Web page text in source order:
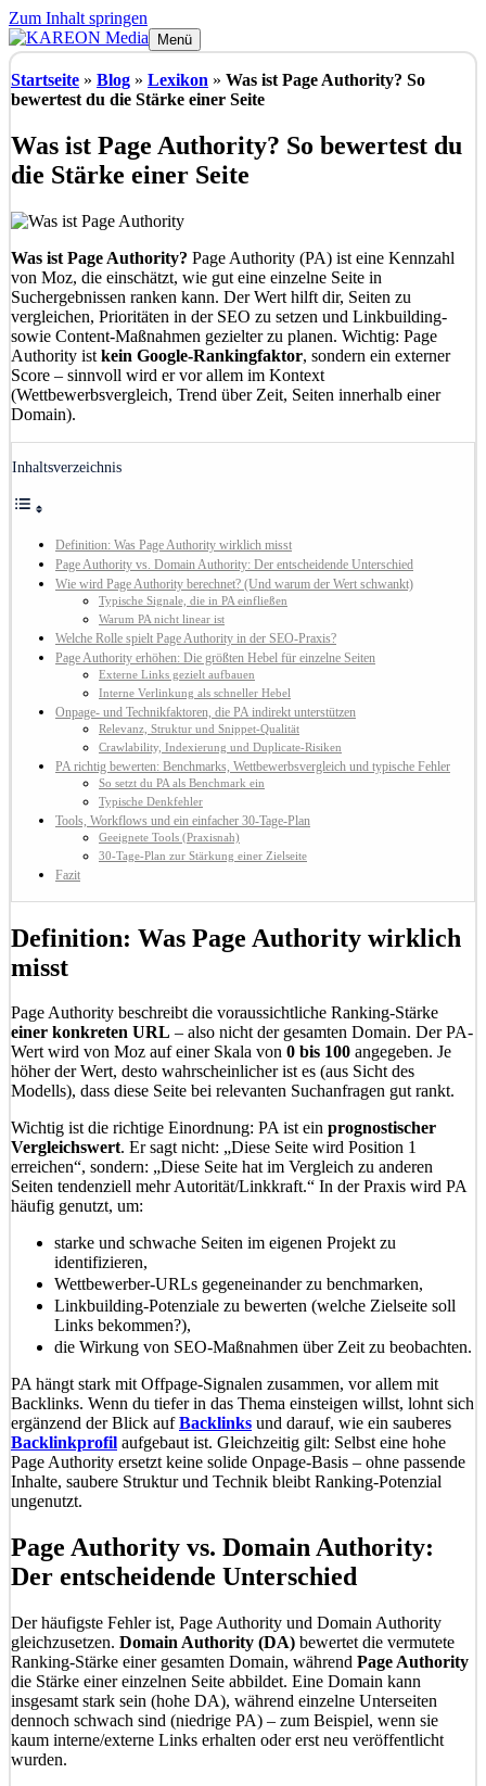
Zum Inhalt springen
Menü
Startseite » Blog » Lexikon » Was ist Page Authority? So
bewertest du die Stärke einer Seite
Was ist Page Authority? So bewertest du
die Stärke einer Seite
Was ist Page Authority? Page Authority (PA) ist eine Kennzahl
von Moz, die einschätzt, wie gut eine einzelne Seite in
Suchergebnissen ranken kann. Der Wert hilft dir, Seiten zu
vergleichen, Prioritäten in der SEO zu setzen und Linkbuilding-
sowie Content-Maßnahmen gezielter zu planen. Wichtig: Page
Authority ist kein Google-Rankingfaktor, sondern ein externer
Score – sinnvoll wird er vor allem im Kontext
(Wettbewerbsvergleich, Trend über Zeit, Seiten innerhalb einer
Domain).
Inhaltsverzeichnis
Definition: Was Page Authority wirklich misst
Page Authority vs. Domain Authority: Der entscheidende Unterschied
Wie wird Page Authority berechnet? (Und warum der Wert schwankt)
Typische Signale, die in PA einfließen
Warum PA nicht linear ist
Welche Rolle spielt Page Authority in der SEO-Praxis?
Page Authority erhöhen: Die größten Hebel für einzelne Seiten
Externe Links gezielt aufbauen
Interne Verlinkung als schneller Hebel
Onpage- und Technikfaktoren, die PA indirekt unterstützen
Relevanz, Struktur und Snippet-Qualität
Crawlability, Indexierung und Duplicate-Risiken
PA richtig bewerten: Benchmarks, Wettbewerbsvergleich und typische Fehler
So setzt du PA als Benchmark ein
Typische Denkfehler
Tools, Workflows und ein einfacher 30-Tage-Plan
Geeignete Tools (Praxisnah)
30-Tage-Plan zur Stärkung einer Zielseite
Fazit
Definition: Was Page Authority wirklich
misst
Page Authority beschreibt die voraussichtliche Ranking-Stärke
einer konkreten URL – also nicht der gesamten Domain. Der PA-
Wert wird von Moz auf einer Skala von 0 bis 100 angegeben. Je
höher der Wert, desto wahrscheinlicher ist es (aus Sicht des
Modells), dass diese Seite bei relevanten Suchanfragen gut rankt.
Wichtig ist die richtige Einordnung: PA ist ein prognostischer
Vergleichswert. Er sagt nicht: „Diese Seite wird Position 1
erreichen“, sondern: „Diese Seite hat im Vergleich zu anderen
Seiten tendenziell mehr Autorität/Linkkraft.“ In der Praxis wird PA
häufig genutzt, um:
starke und schwache Seiten im eigenen Projekt zu
identifizieren,
Wettbewerber-URLs gegeneinander zu benchmarken,
Linkbuilding-Potenziale zu bewerten (welche Zielseite soll
Links bekommen?),
die Wirkung von SEO-Maßnahmen über Zeit zu beobachten.
PA hängt stark mit Offpage-Signalen zusammen, vor allem mit
Backlinks. Wenn du tiefer in das Thema einsteigen willst, lohnt sich
ergänzend der Blick aufBacklinks und darauf, wie ein sauberes
Backlinkprofil aufgebaut ist. Gleichzeitig gilt: Selbst eine hohe
Page Authority ersetzt keine solide Onpage-Basis – ohne passende
Inhalte, saubere Struktur und Technik bleibt Ranking-Potenzial
ungenutzt.
Page Authority vs. Domain Authority:
Der entscheidende Unterschied
Der häufigste Fehler ist, Page Authority und Domain Authority
gleichzusetzen. Domain Authority (DA) bewertet die vermutete
Ranking-Stärke einer gesamten Domain, während Page Authority
die Stärke einer einzelnen Seite abbildet. Eine Domain kann
insgesamt stark sein (hohe DA), während einzelne Unterseiten
dennoch schwach sind (niedrige PA) – zum Beispiel, wenn sie
kaum interne/externe Links erhalten oder erst neu veröffentlicht
wurden.